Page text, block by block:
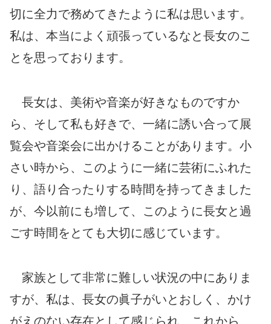
切に全力で務めてきたように私は思います。
私は、本当によく頑張っているなと長女のこ
とを思っております。
長女は、美術や音楽が好きなものですか
ら、そして私も好きで、一緒に誘い合って展
覧会や音楽会に出かけることがあります。小
さい時から、このように一緒に芸術にふれた
り、語り合ったりする時間を持ってきました
が、今以前にも増して、このように長女と過
ごす時間をとても大切に感じています。
家族として非常に難しい状況の中にありま
すが、私は、長女の眞子がいとおしく、かけ
がえのない存在として感じられ、これから